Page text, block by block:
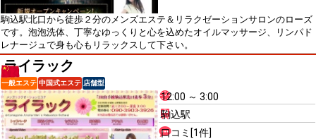
駒込駅北口から徒歩２分のメンズエステ＆リラクゼーションサロンのローズ
です。泡泡洗体、丁寧なゆっくりと心を込めたオイルマッサージ、リンパド
レナージュで身も心もリラックスして下さい。
ライラック
一般エステ 中国式エステ 店舗型
12:00 ～ 3:00
駒込駅
口コミ[1件]